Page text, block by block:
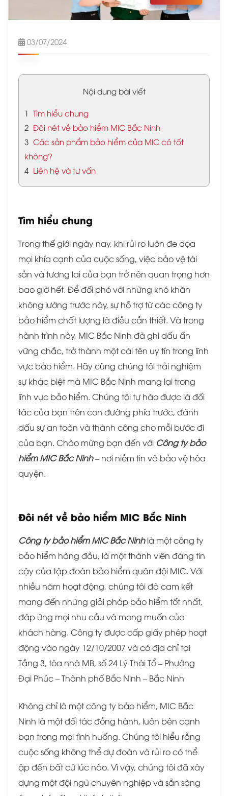
03/07/2024
Nội dung bài viết
1 Tìm hiểu chung
2 Đôi nét về bảo hiểm MIC Bắc Ninh
3 Các sản phẩm bảo hiểm của MIC có tốt
không?
4 Liên hệ và tư vấn
Tìm hiểu chung
Trong thế giới ngày nay, khi rủi ro luôn đe dọa
mọi khía cạnh của cuộc sống, việc bảo vệ tài
sản và tương lai của bạn trở nên quan trọng hơn
bao giờ hết. Để đối phó với những khó khăn
không lường trước này, sự hỗ trợ từ các công ty
bảo hiểm chất lượng là điều cần thiết. Và trong
hành trình này, MIC Bắc Ninh đã ghi dấu ấn
vững chắc, trở thành một cái tên uy tín trong lĩnh
vực bảo hiểm. Hãy cùng chúng tôi trải nghiệm
sự khác biệt mà MIC Bắc Ninh mang lại trong
lĩnh vực bảo hiểm. Chúng tôi tự hào được là đối
tác của bạn trên con đường phía trước, đánh
dấu sự an toàn và thành công cho mỗi bước đi
của bạn. Chào mừng bạn đến với Công ty bảo
hiểm MIC Bắc Ninh– nơi niềm tin và bảo vệ hòa
quyện.
Đôi nét về bảo hiểm MIC Bắc Ninh
Công ty bảo hiểm MIC Bắc Ninhlà một công ty
bảo hiểm hàng đầu, là một thành viên đáng tin
cậy của tập đoàn bảo hiểm quân đội MIC. Với
nhiều năm hoạt động, chúng tôi đã cam kết
mang đến những giải pháp bảo hiểm tốt nhất,
đáp ứng mọi nhu cầu và mong muốn của
khách hàng. Công ty được cấp giấy phép hoạt
động vào ngày 12/10/2007 và có địa chỉ tại
Tầng 3, tòa nhà MB, số 24 Lý Thái Tổ – Phường
Đại Phúc – Thành phố Bắc Ninh – Bắc Ninh
Không chỉ là một công ty bảo hiểm, MIC Bắc
Ninh là một đối tác đồng hành, luôn bên cạnh
bạn trong mọi tình huống. Chúng tôi hiểu rằng
cuộc sống không thể dự đoán và rủi ro có thể
ập đến bất cứ lúc nào. Vì vậy, chúng tôi đã xây
dựng một đội ngũ chuyên nghiệp và sẵn sàng